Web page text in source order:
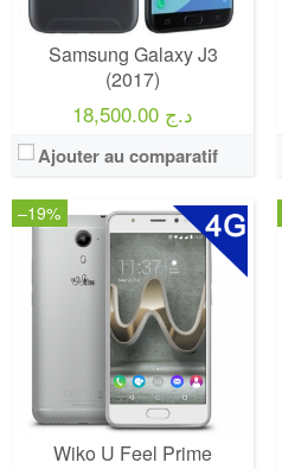
Samsung Galaxy J3
(2017)
18,500.00 د.ج
Ajouter au comparatif
–19%
Wiko U Feel Prime